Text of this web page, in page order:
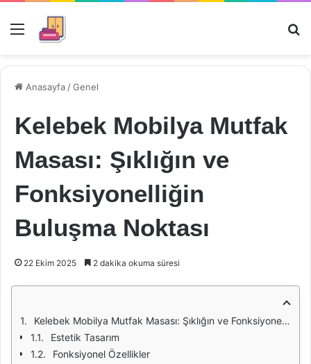
Menü
Anasayfa /Genel
Kelebek Mobilya Mutfak
Masası: Şıklığın ve
Fonksiyonelliğin
Buluşma Noktası
22 Ekim 2025 2 dakika okuma süresi
Kelebek Mobilya Mutfak Masası: Şıklığın ve Fonksiyonelliğin Buluşma Noktası
Estetik Tasarım
Fonksiyonel Özellikler